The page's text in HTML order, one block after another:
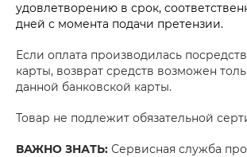
удовлетворению в срок,
дней с момента подачи претензии.
Если оплата производилась
карты, возврат средств возможен
данной банковской карты.
Товар не подлежит обязательной
ВАЖНО ЗНАТЬ: Сервисная служба